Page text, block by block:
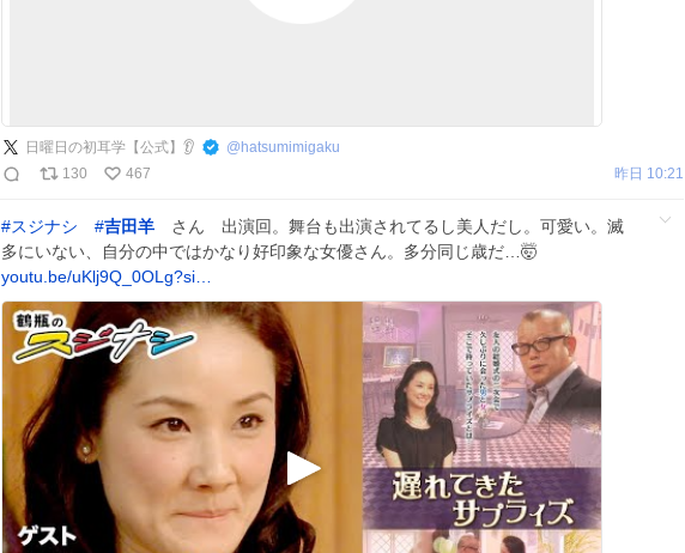
日曜日の初耳学【公式】👂 @ hatsumimigaku
130
467 昨日 10:21
#スジナシ #吉田羊 さん 出演回。舞台も出演されてるし美人だし。可愛い。滅
多にいない、自分の中ではかなり好印象な女優さん。多分同じ歳だ…🤯
youtu.be/uKlj9Q_0OLg?si…